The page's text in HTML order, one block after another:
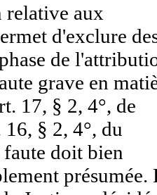
relative aux
d'exclure
de
grave en
17, § 2, 4°, de
§ 2, 4°, du
doit bien
présumée.